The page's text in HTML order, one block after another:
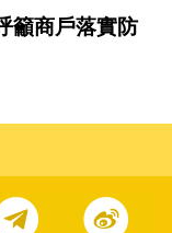
籲商戶落實防